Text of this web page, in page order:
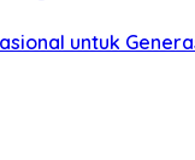
untuk